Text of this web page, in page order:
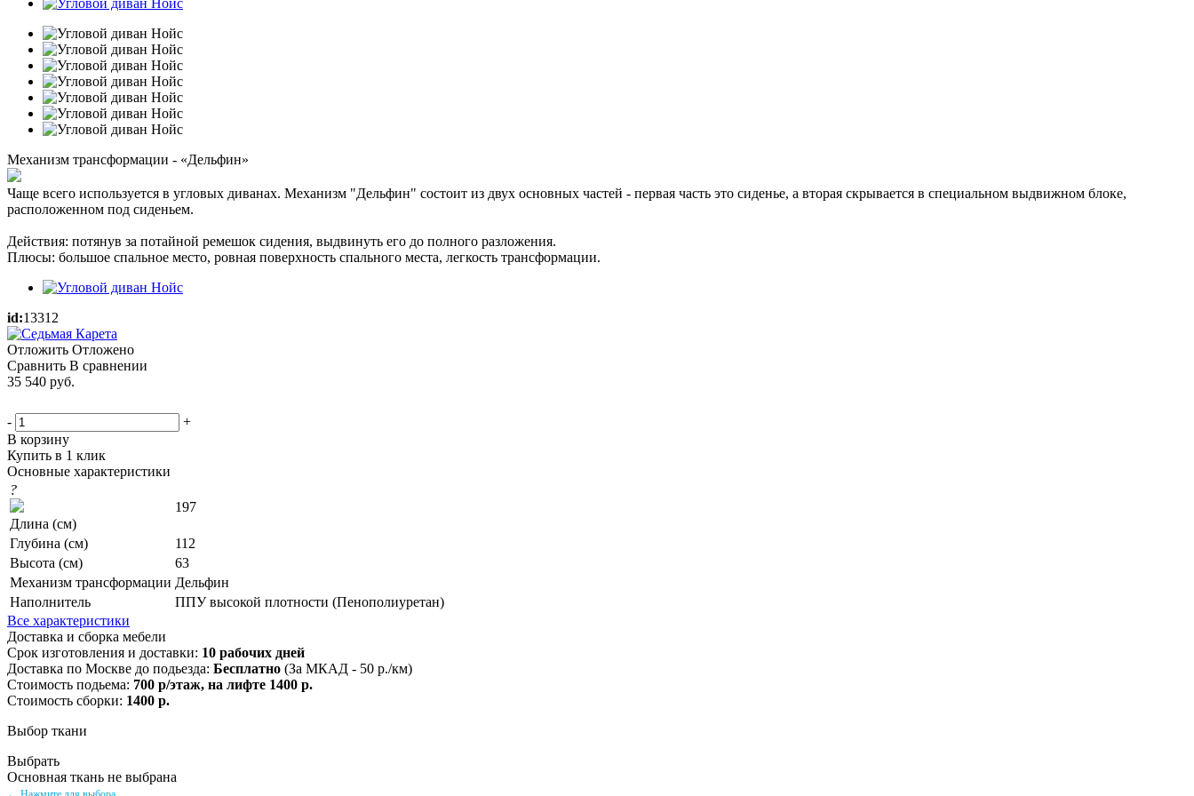
Механизм трансформации - «Дельфин»
Чаще всего используется в угловых диванах. Механизм "Дельфин" состоит из двух основных частей - первая часть это сиденье, а вторая скрывается в специальном выдвижном блоке,
расположенном под сиденьем.
Действия: потянув за потайной ремешок сидения, выдвинуть его до полного разложения.
Плюсы: большое спальное место, ровная поверхность спального места, легкость трансформации.
id:13312
Отложить Отложено
Сравнить В сравнении
35 540 руб.
-
+
В корзину
Купить в 1 клик
Основные характеристики
?
Длина (см)
197
Глубина (см)
112
Высота (см)
63
Механизм трансформации Дельфин
Наполнитель
ППУ высокой плотности (Пенополиуретан)
Все характеристики
Доставка и сборка мебели
Срок изготовления и доставки: 10 рабочих дней
Доставка по Москве до подьезда: Бесплатно (За МКАД - 50 р./км)
Стоимость подьема: 700 р/этаж, на лифте 1400 р.
Стоимость сборки: 1400 р.
Выбор ткани
Выбрать
Основная ткань не выбрана